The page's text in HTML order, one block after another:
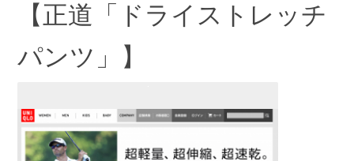
【正道「ドライストレッチ
パンツ」】